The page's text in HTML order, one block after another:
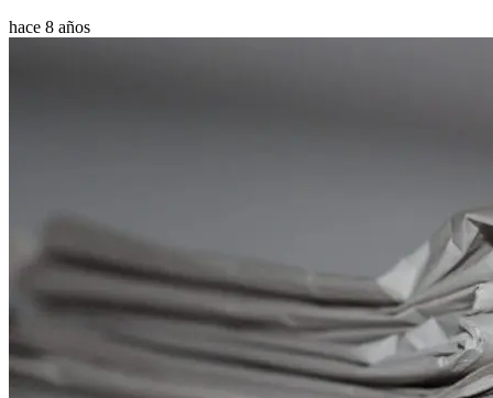
hace 8 años